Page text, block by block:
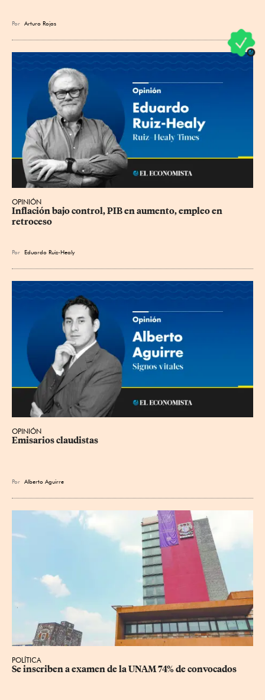
Por Arturo Rojas
OPINIÓN
Inflación bajo control, PIB en aumento, empleo en
retroceso
Por Eduardo Ruiz-Healy
OPINIÓN
Emisarios claudistas
Por Alberto Aguirre
POLÍTICA
Se inscriben a examen de la UNAM 74% de convocados